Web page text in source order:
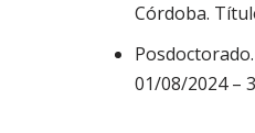
Córdoba.
01/08/2024 –